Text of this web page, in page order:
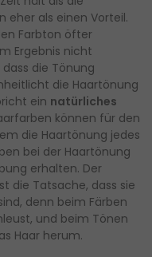
eher als einen Vorteil.
Farbton öfter
Ergebnis nicht
die Tönung
die Haartönung
ein natürliches
können für den
die Haartönung jedes
bei der Haartönung
erhalten. Der
die Tatsache, dass sie
denn beim Färben
und beim Tönen
Haar herum.